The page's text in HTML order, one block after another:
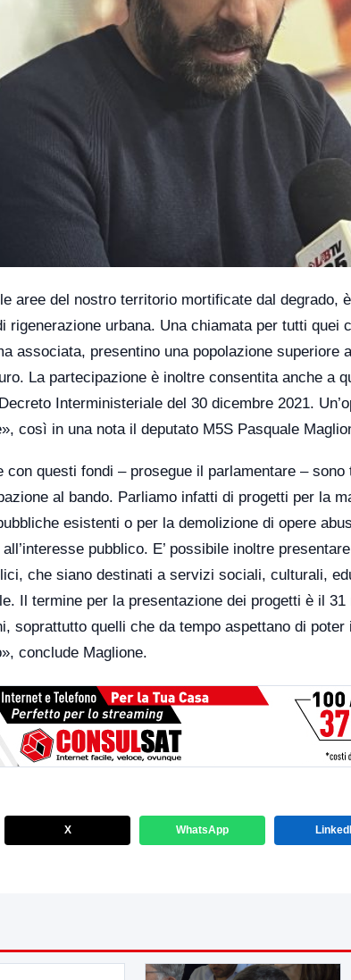
aree del nostro territorio mortificate dal degrado,
rigenerazione urbana. Una chiamata per tutti quei
associata, presentino una popolazione superiore
La partecipazione è inoltre consentita anche a
Interministeriale del 30 dicembre 2021.
così in una nota il deputato M5S Pasquale
questi fondi – prosegue il parlamentare – sono
al bando. Parliamo infatti di progetti per la
esistenti o per la demolizione di opere
pubblico. E’ possibile inoltre
che siano destinati a servizi sociali, culturali,
Il termine per la presentazione dei progetti è il
soprattutto quelli che da tempo aspettano di
conclude Maglione.
X WhatsApp